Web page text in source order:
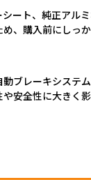
ート、純正アル
、購入前にしっ
ブレーキシステ
安全性に大きく影